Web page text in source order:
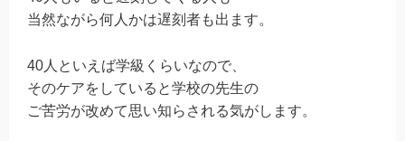
当然ながら何人かは遅刻者も出ます。
40人といえば学級くらいなので、
そのケアをしていると学校の先生の
ご苦労が改めて思い知らされる気がします。